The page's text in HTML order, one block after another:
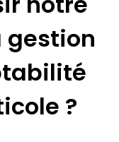
gestion
?